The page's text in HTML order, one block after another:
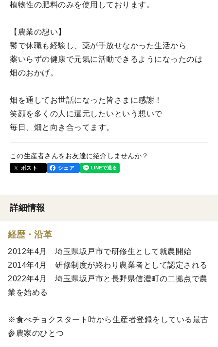
植物性の肥料のみを使用しております。
【農業の想い】
鬱で休職も経験し、薬が手放せなかった生活から
薬いらずの健康で元氣に活動できるようになったのは
畑のおかげ。
畑を通してお世話になった皆さまに感謝！
笑顔を多くの人に還元したいという想いで
毎日、畑と向き合ってます。
この生産者さんをお友達に紹介しませんか？
ポスト シェア
詳細情報
経歴・沿革
2012年4月 埼玉県坂戸市で研修生として就農開始
2014年4月 研修制度が終わり農業者として認定される
2022年4月 埼玉県坂戸市と長野県信濃町の二拠点で農
業を始める
※食べチョクスタート時から生産者登録をしている最古
参農家のひとつ